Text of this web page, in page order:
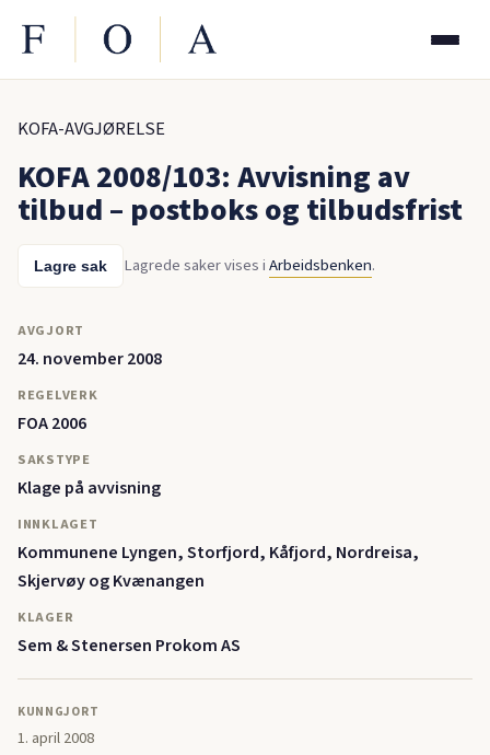
KOFA-AVGJØRELSE
KOFA 2008/103: Avvisning av
tilbud – postboks og tilbudsfrist
Lagre sak Lagrede saker vises iArbeidsbenken.
AVGJORT
24. november 2008
REGELVERK
FOA 2006
SAKSTYPE
Klage på avvisning
INNKLAGET
Kommunene Lyngen, Storfjord, Kåfjord, Nordreisa,
Skjervøy og Kvænangen
KLAGER
Sem & Stenersen Prokom AS
KUNNGJORT
1. april 2008